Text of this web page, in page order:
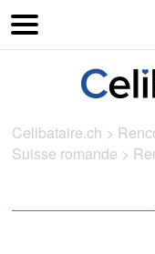
Celibataire.ch >
Suisse romande >